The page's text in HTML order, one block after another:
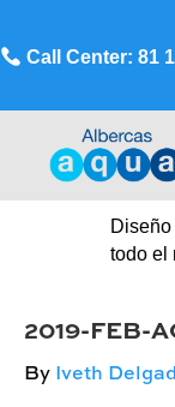
Call Center: 81
todo el
2019-FEB-
By Iveth